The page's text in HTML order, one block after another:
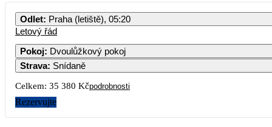
PO
Odlet: Praha (letiště), 05:20
Letový řád
Pokoj: Dvoulůžkový pokoj
Strava: Snídaně
Celkem: 35 380 Kčpodrobnosti
Rezervujte